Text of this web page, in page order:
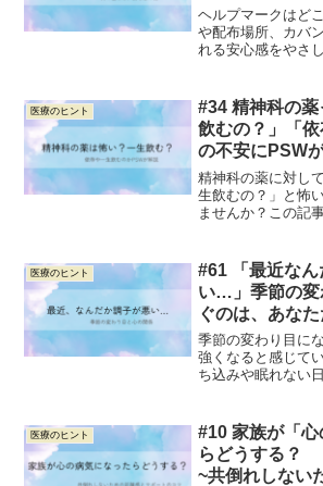
知識～
ヘルプマークはど
や配布場所、カバ
れる安心感をやさ
医療のヒント
#34 精神科の
飲むの？」「
の不安にPSW
精神科の薬に対し
生飲むの？」と怖
ませんか？この記
正しい知識と、主
コツをまとめまし
医療のヒント
#61 「最近な
い…」季節の変
ぐのは、あな
ん
季節の変わり目に
強くなると感じて
ち込みや眠れない
医療のヒント
#10 家族が「
らどうする？
~共倒れしない